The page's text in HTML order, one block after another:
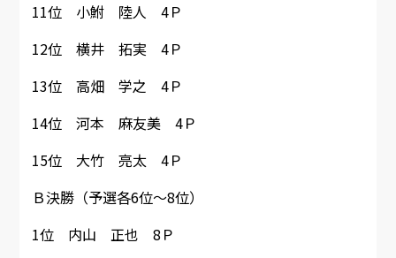
11位 小鮒 陸人 4Ｐ
12位 横井 拓実 4Ｐ
13位 高畑 学之 4Ｐ
14位 河本 麻友美 4Ｐ
15位 大竹 亮太 4Ｐ
Ｂ決勝（予選各6位～8位）
1位 内山 正也 8Ｐ